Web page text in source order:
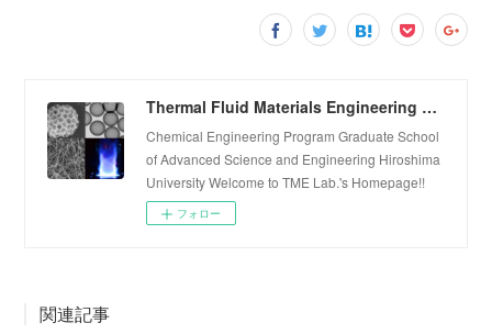
Thermal Fluid Materials Engineering Laboratory
Chemical Engineering Program Graduate School
of Advanced Science and Engineering Hiroshima
University Welcome to TME Lab.'s Homepage!!
フォロー
関連記事